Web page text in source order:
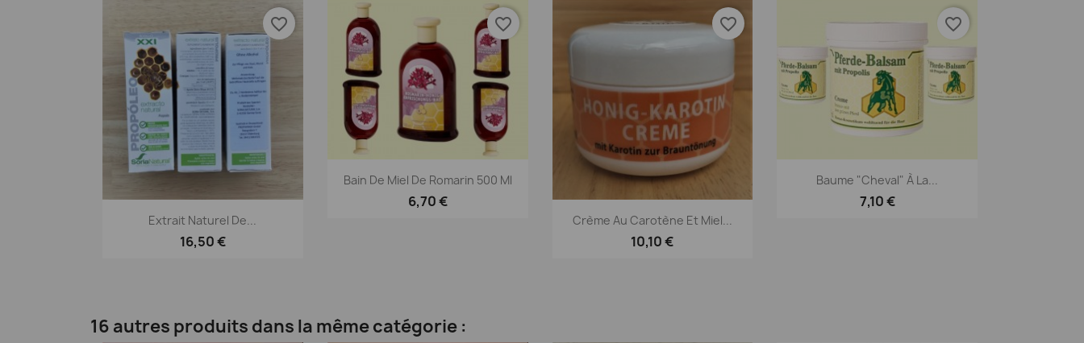
Aperçu rapide
Extrait Naturel De...
16,50 €
favorite_border
Aperçu rapide
Bain De Miel De Romarin 500 Ml
6,70 €
favorite_border
Aperçu rapide
Crème Au Carotène Et Miel...
10,10 €
favorite_border
Aperçu rapide
Baume "cheval" À La...
7,10 €
favorite_border
16 autres produits dans la même catégorie :